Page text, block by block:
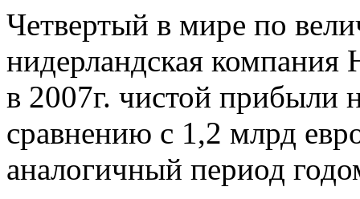
Четвертый в мире по
нидерландская
в 2007г. чистой
сравнению с 1,2 млрд
аналогичный период